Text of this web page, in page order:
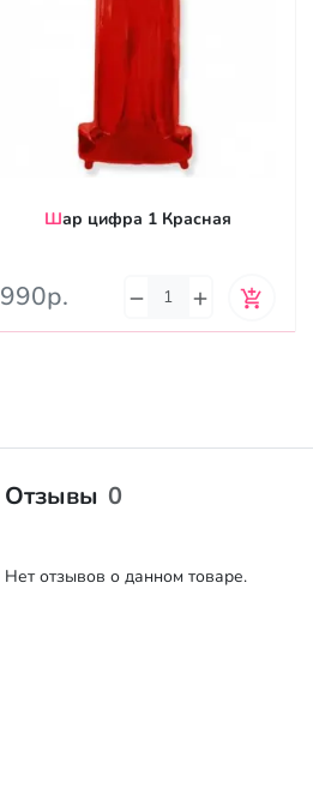
Шар цифра 1 Красная
990р.
Отзывы 0
Нет отзывов о данном товаре.